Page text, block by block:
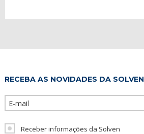
RECEBA AS NOVIDADES DA SOLVEN
Receber informações da Solven